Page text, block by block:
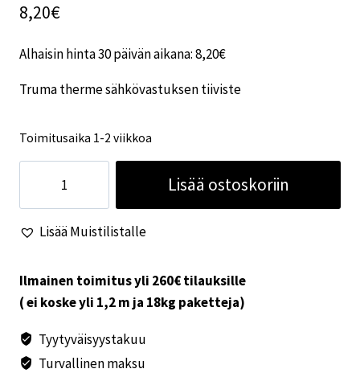
8,20€
Alhaisin hinta 30 päivän aikana:8,20€
Truma therme sähkövastuksen tiiviste
Toimitusaika 1-2 viikkoa
sähkövastuksen
tiiviste
Lisää ostoskoriin
Lisää Muistilistalle
Ilmainen toimitus yli 260€ tilauksille
( ei koske yli 1,2 m ja 18kg paketteja)
Tyytyväisyystakuu
Turvallinen maksu